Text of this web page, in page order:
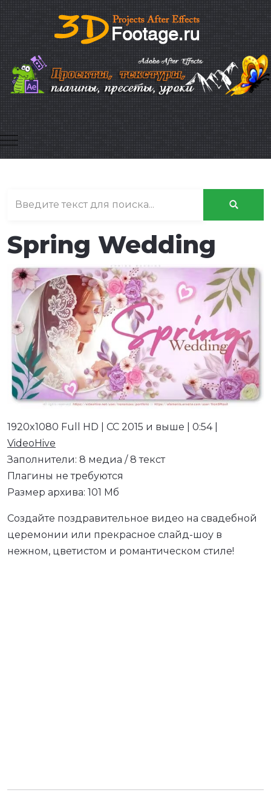
Mobile Menu Toggle
Spring Wedding
1920x1080 Full HD | CC 2015 и выше | 0:54 |
VideoHive
Заполнители: 8 медиа / 8 текст
Плагины не требуются
Размер архива: 101 Мб
Создайте поздравительное видео на свадебной
церемонии или прекрасное слайд-шоу в
нежном, цветистом и романтическом стиле!